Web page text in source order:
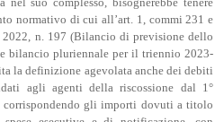
suo complesso, bisognerebbe tenere
normativo di cui all’art. 1, commi 231 e
2022, n. 197 (Bilancio di previsione dello
bilancio pluriennale per il triennio 2023-
la definizione agevolata anche dei debiti
agli agenti della riscossione dal 1°
corrispondendo gli importi dovuti a titolo